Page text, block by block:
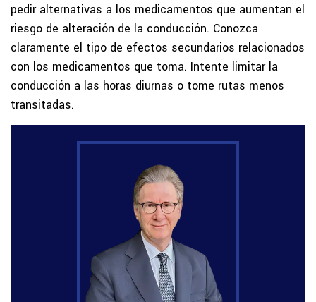
pedir alternativas a los medicamentos que aumentan el
riesgo de alteración de la conducción. Conozca
claramente el tipo de efectos secundarios relacionados
con los medicamentos que toma. Intente limitar la
conducción a las horas diurnas o tome rutas menos
transitadas.